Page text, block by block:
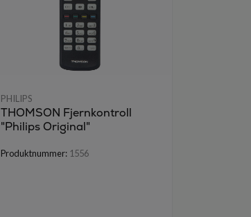
PHILIPS
THOMSON Fjernkontroll
"Philips Original"
Produktnummer: 1556